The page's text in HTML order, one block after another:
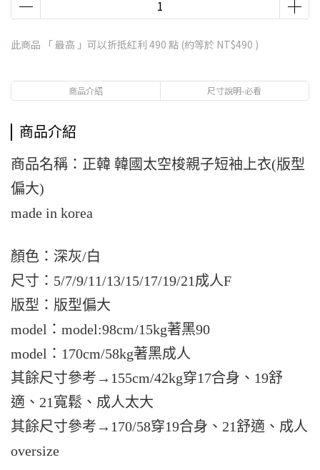
此商品 「 最高 」可以折抵紅利 490 點 (約等於 NT$490 )
商品介紹 尺寸說明-必看
商品介紹
商品名稱：正韓 韓國太空梭親子短袖上衣(版型
偏大)
made in korea
顏色：深灰/白
尺寸：5/7/9/11/13/15/17/19/21成人F
版型：版型偏大
model：model:98cm/15kg著黑90
model：170cm/58kg著黑成人
其餘尺寸參考→155cm/42kg穿17合身、19舒
適、21寬鬆、成人太大
其餘尺寸參考→170/58穿19合身、21舒適、成人
oversize